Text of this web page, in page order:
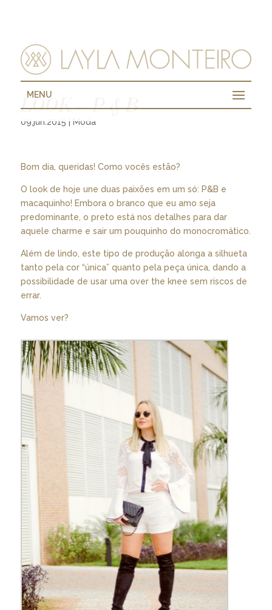
MENU
LOOK – P & B
09.jun.2015 | Moda
Bom dia, queridas! Como vocês estão?
O look de hoje une duas paixões em um só: P&B e
macaquinho! Embora o branco que eu amo seja
predominante, o preto está nos detalhes para dar
aquele charme e sair um pouquinho do monocromático.
Além de lindo, este tipo de produção alonga a silhueta
tanto pela cor “única” quanto pela peça única, dando a
possibilidade de usar uma over the knee sem riscos de
errar.
Vamos ver?